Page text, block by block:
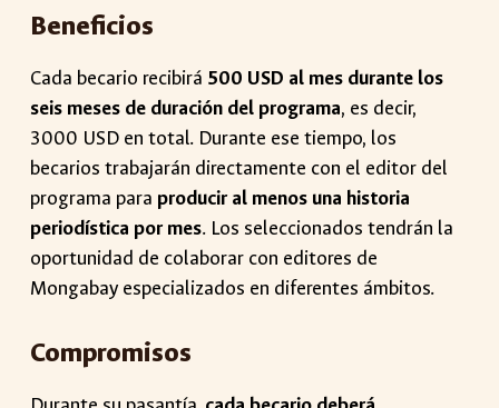
Beneficios
Cada becario recibirá 500 USD al mes durante los
seis meses de duración del programa, es decir,
3000 USD en total. Durante ese tiempo, los
becarios trabajarán directamente con el editor del
programa para producir al menos una historia
periodística por mes. Los seleccionados tendrán la
oportunidad de colaborar con editores de
Mongabay especializados en diferentes ámbitos.
Compromisos